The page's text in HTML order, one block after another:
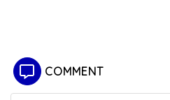
COMMENT